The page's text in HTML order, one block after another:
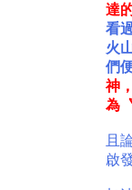
達
看
火
們
神
為
且
啟